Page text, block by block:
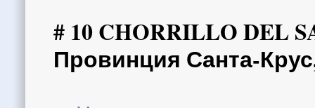
# 10 CHORRILLO DEL
Провинция Санта-